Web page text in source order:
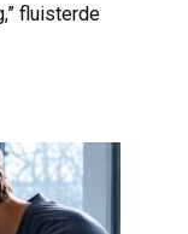
fluisterde